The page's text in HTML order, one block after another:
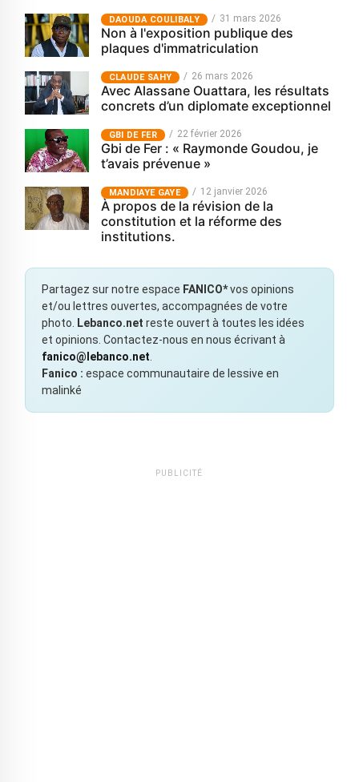
‎DAOUDA COULIBALY 31 mars 2026
Non à l'exposition publique des
plaques d'immatriculation
CLAUDE SAHY 26 mars 2026
Avec Alassane Ouattara, les résultats
concrets d’un diplomate exceptionnel
GBI DE FER 22 février 2026
Gbi de Fer : « Raymonde Goudou, je
t’avais prévenue »
MANDIAYE GAYE 12 janvier 2026
À propos de la révision de la
constitution et la réforme des
institutions.
Partagez sur notre espace FANICO*vos opinions
et/ou lettres ouvertes, accompagnées de votre
photo.
Lebanco.net reste ouvert à toutes les idées
et opinions. Contactez-nous en nous écrivant à
fanico@lebanco.net
Fanico : espace communautaire de lessive en
malinké
PUBLICITÉ